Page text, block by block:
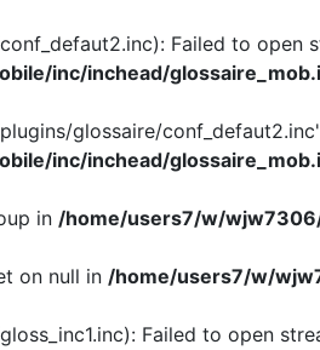
Failed to open
inc/inchead/
glossaire/
inc/inchead/
in /home/users7/w/
on null in /home/users7/w/
Failed to open